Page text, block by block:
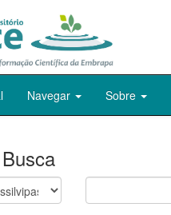
Navegar Sobre